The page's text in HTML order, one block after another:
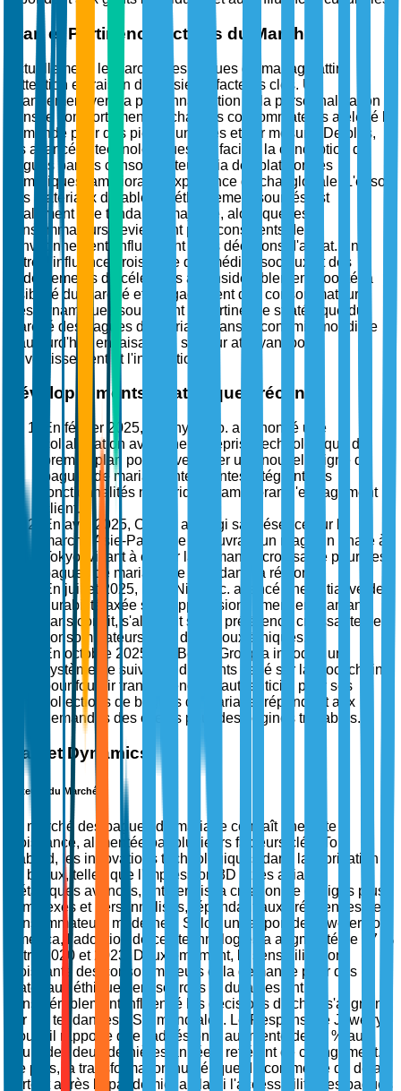
Élan et Pertinence Actuels du Marché
Actuellement, le marché des bagues de mariage attire
l'attention en raison de plusieurs facteurs clés. Un
changement vers la personnalisation et la personnalisation
dans le comportement d'achat des consommateurs a élevé la
demande pour des pièces uniques et sur mesure. De plus,
les avancées technologiques ont facilité la conception de
bagues par les consommateurs via des plateformes
numériques, améliorant l'expérience d'achat globale. L'essor
des matériaux durables et éthiquement sourcés est
également une tendance majeure, alors que les
consommateurs deviennent plus conscients de
l'environnement, influençant leurs décisions d'achat. En
outre, l'influence croissante des médias sociaux et des
endorsements de célébrités a considérablement boosté la
visibilité du marché et l'engagement des consommateurs.
Ces dynamiques soulignent la pertinence stratégique du
marché des bagues de mariage dans l'économie mondiale
d'aujourd'hui, en faisant un secteur attrayant pour
l'investissement et l'innovation.
Développements stratégiques récents
En février 2025, Tiffany & Co. a annoncé une
collaboration avec une entreprise technologique de
premier plan pour développer une nouvelle ligne de
bagues de mariage intelligentes intégrant des
fonctionnalités numériques, améliorant l'engagement
client.
En avril 2025, Cartier a élargi sa présence sur le
marché Asie-Pacifique en ouvrant un magasin phare à
Tokyo, visant à capter la demande croissante pour des
bagues de mariage de luxe dans la région.
En juillet 2025, Blue Nile, Inc. a lancé une initiative de
durabilité axée sur l'approvisionnement en diamants
sans conflit, s'alignant sur la préférence croissante des
consommateurs pour des bijoux éthiques.
En octobre 2025, De Beers Group a introduit un
système de suivi des diamants basé sur la blockchain
pour fournir transparence et authenticité pour ses
collections de bagues de mariage, répondant aux
demandes des clients pour des origines traçables.
Market Dynamics
Moteurs du Marché
Le marché des bagues de mariage connaît une forte
croissance, alimentée par plusieurs facteurs clés. Tout
d'abord, les innovations technologiques dans la fabrication
de bijoux, telles que l'impression 3D et les alliages
métalliques avancés, ont permis la création de designs plus
complexes et personnalisés, répondant aux préférences des
consommateurs modernes. Selon un rapport de Jewelers of
America, l'adoption de ces technologies a augmenté de 47 %
entre 2020 et 2023. Deuxièmement, la sensibilisation
croissante des consommateurs et la demande pour des
matériaux éthiquement sourcés et durables ont
considérablement influencé les décisions d'achat, s'alignant
sur les tendances ESG mondiales. Le Responsible Jewelry
Council rapporte que l'adhésion a augmenté de 35 % au
cours des deux dernières années, reflétant ce changement.
De plus, la transformation numérique du commerce de détail,
surtout après la pandémie, a élargi l'accessibilité des bagues